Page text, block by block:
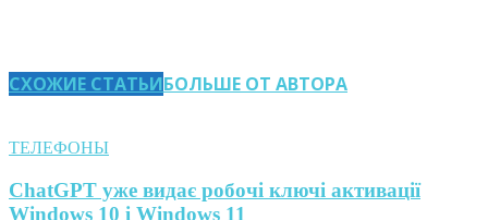
СХОЖИЕ СТАТЬИБОЛЬШЕ ОТ АВТОРА
ТЕЛЕФОНЫ
ChatGPT уже видає робочі ключі активації
Windows 10 і Windows 11